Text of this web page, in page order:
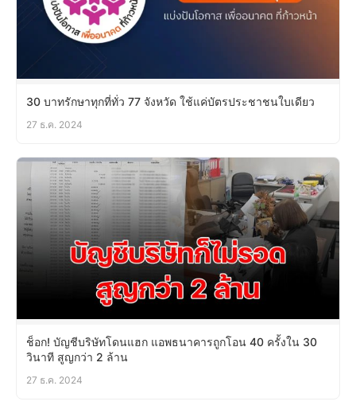
30 บาทรักษาทุกที่ทั่ว 77 จังหวัด ใช้แค่บัตรประชาชนใบเดียว
27 ธ.ค. 2024
ช็อก! บัญชีบริษัทโดนแฮก แอพธนาคารถูกโอน 40 ครั้งใน 30
วินาที สูญกว่า 2 ล้าน
27 ธ.ค. 2024